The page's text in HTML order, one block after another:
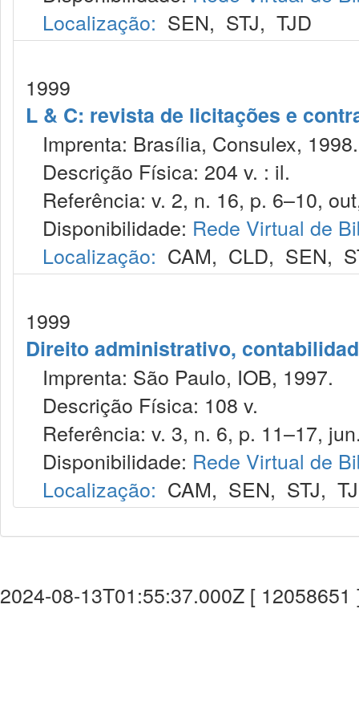
Localização: SEN, STJ, TJD
1999
L & C: revista de licitações e
Imprenta: Brasília, Consulex, 1998.
Descrição Física: 204 v. : il.
Referência: v. 2, n. 16, p. 6–10,
Disponibilidade: Rede Virtual de
Localização: CAM, CLD, SEN,
1999
Direito administrativo,
Imprenta: São Paulo, IOB, 1997.
Descrição Física: 108 v.
Referência: v. 3, n. 6, p. 11–17,
Disponibilidade: Rede Virtual de
Localização: CAM, SEN, STJ,
2024-08-13T01:55:37.000Z [ 12058651